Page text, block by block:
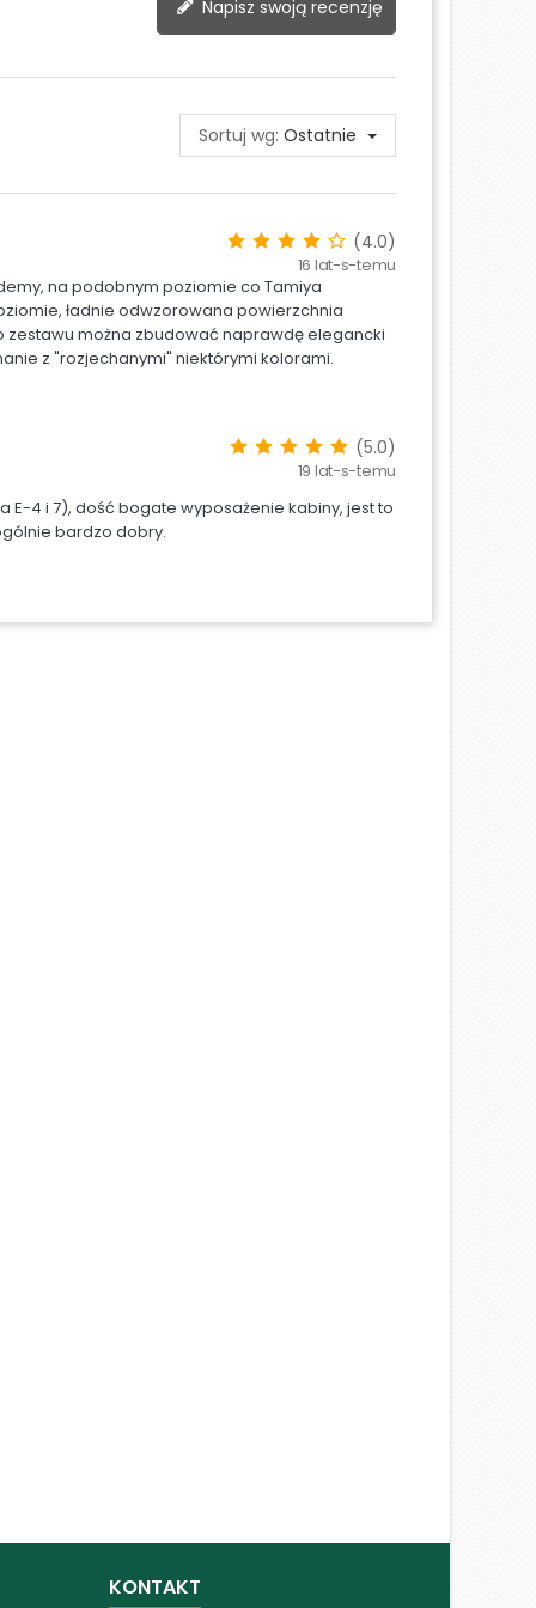
Napisz swoją recenzję
Sortuj wg: Ostatnie
(4.0)
16 lat-s-temu
na podobnym poziomie co Tamiya
ładnie odwzorowana powierzchnia
zestawu można zbudować naprawdę elegancki
z "rozjechanymi" niektórymi kolorami.
(5.0)
19 lat-s-temu
E-4 i 7), dość bogate wyposażenie kabiny, jest to
bardzo dobry.
KONTAKT